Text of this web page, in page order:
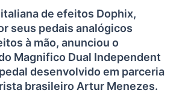
de efeitos Dophix,
seus pedais analógicos
à mão, anunciou o
Magnifico Dual Independent
desenvolvido em parceria
brasileiro Artur Menezes.